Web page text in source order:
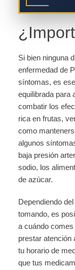
Si bien ninguna
enfermedad de
síntomas, es
equilibrada para
combatir los
rica en frutas,
como
algunos
baja presión
sodio, los
de azúcar.
Dependiendo
tomando, es
a cuándo
prestar atención
tu horario de
que tus